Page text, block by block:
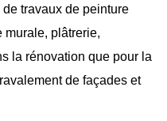
travaux de peinture
murale, plâtrerie,
la rénovation que pour la
de façades et